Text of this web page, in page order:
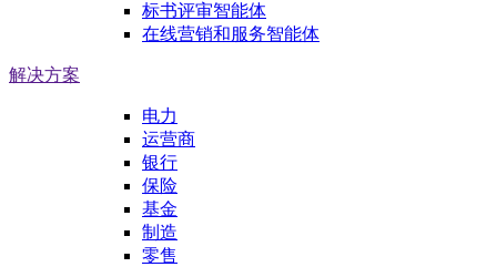
标书评审智能体
在线营销和服务智能体
解决方案
电力
运营商
银行
保险
基金
制造
零售